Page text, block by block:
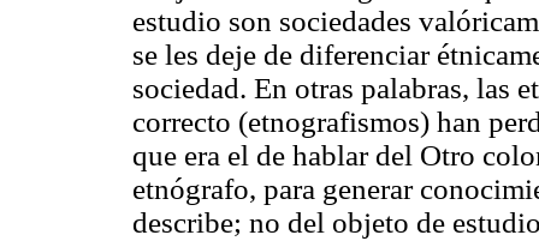
estudio son sociedades
se les deje de diferenciar
sociedad. En otras palabras, las
correcto (etnografismos) han
que era el de hablar del Otro
etnógrafo, para generar
describe; no del objeto de